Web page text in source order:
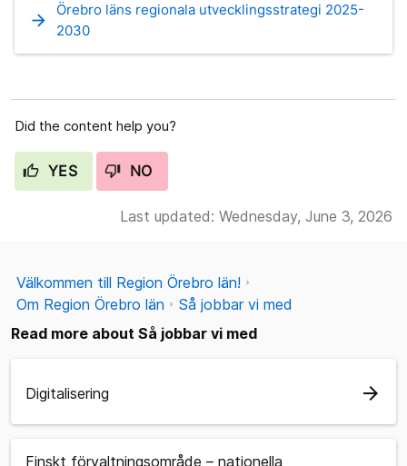
arrow_forward
Örebro läns regionala utvecklingsstrategi 2025-
2030
Did the content help you?
YES NO
Last updated: Wednesday, June 3, 2026
Välkommen till Region Örebro län!
Om Region Örebro län
Så jobbar vi med
Read more about Så jobbar vi med
Digitalisering arrow_forward
Finskt förvaltningsområde – nationella